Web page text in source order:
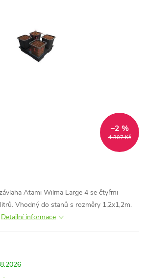
4 307 Kč
–2 %
Atami Wilma Large 4 se čtyřmi
Vhodný do stanů s rozměry 1,2x1,2m.
Detailní informace